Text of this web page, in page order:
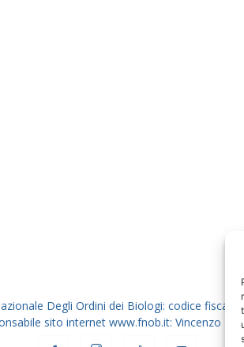
dei
Degli Ordini dei Biologi: codice fiscale
sito internet www.fnob.it: Vincenzo